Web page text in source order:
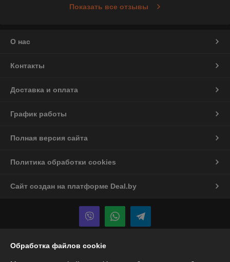
Показать все отзывы
О нас
Контакты
Доставка и оплата
График работы
Полная версия сайта
Политика обработки cookies
Сайт создан на платформе Deal.by
Информация для покупателя
Обработка файлов cookie